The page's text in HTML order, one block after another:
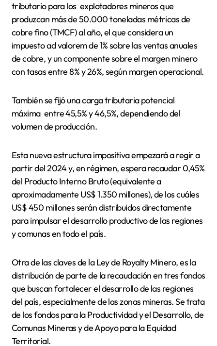
tributario para los explotadores mineros que
produzcan más de 50.000 toneladas métricas de
cobre fino (TMCF) al año, el que considera un
impuesto ad valorem de 1% sobre las ventas anuales
de cobre, y un componente sobre el margen minero
con tasas entre 8% y 26%, según margen operacional.
También se fijó una carga tributaria potencial
máxima entre 45,5% y 46,5%, dependiendo del
volumen de producción.
Esta nueva estructura impositiva empezará a regir a
partir del 2024 y, en régimen, espera recaudar 0,45%
del Producto Interno Bruto (equivalente a
aproximadamente US$ 1.350 millones), de los cuáles
US$ 450 millones serán distribuidos directamente
para impulsar el desarrollo productivo de las regiones
y comunas en todo el país.
Otra de las claves de la Ley de Royalty Minero, es la
distribución de parte de la recaudación en tres fondos
que buscan fortalecer el desarrollo de las regiones
del país, especialmente de las zonas mineras. Se trata
de los fondos para la Productividad y el Desarrollo, de
Comunas Mineras y de Apoyo para la Equidad
Territorial.